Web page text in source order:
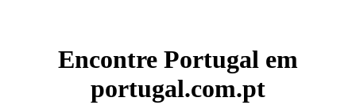
Encontre Portugal em
portugal.com.pt